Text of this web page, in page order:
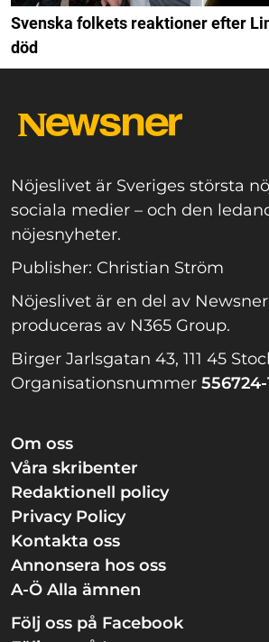
Svenska folkets reaktioner efter
död
Nöjeslivet är Sveriges största
sociala medier – och den
nöjesnyheter.
Publisher: Christian Ström
Nöjeslivet är en del av
produceras av N365 Group.
Birger Jarlsgatan 43, 111 45
Organisationsnummer
Om oss
Våra skribenter
Redaktionell policy
Privacy Policy
Kontakta oss
Annonsera hos oss
A-Ö Alla ämnen
Följ oss på Facebook